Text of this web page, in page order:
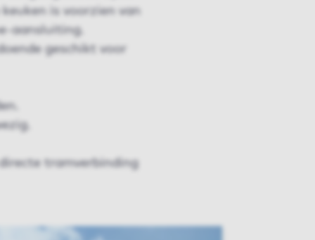
is voorzien van
aansluiting.
geschikt voor
tramverbinding